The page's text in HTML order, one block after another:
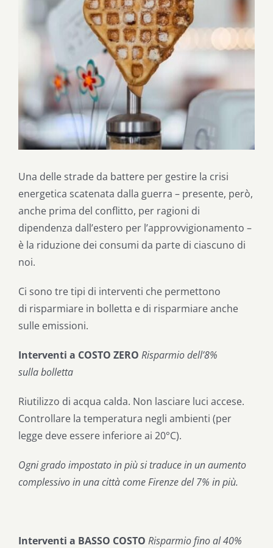
Una delle strade da battere per gestire la crisi
energetica scatenata dalla guerra – presente, però,
anche prima del conflitto, per ragioni di
dipendenza dall’estero per l’approvvigionamento –
è la riduzione dei consumi da parte di ciascuno di
noi.
Ci sono tre tipi di interventi che permettono
di risparmiare in bolletta e di risparmiareanche
sulle emissioni.
Interventi a COSTO ZERO Risparmiodell’8%
sullabolletta
Riutilizzo di acqua calda. Non lasciare luci accese.
Controllare la temperatura negli ambienti (per
legge deve essere inferiore ai 20°C).
Ogni grado impostato in più si traduce in un aumento
complessivo in una città come Firenze del 7% in più.
Interventi a BASSO COSTO Risparmiofino al 40%